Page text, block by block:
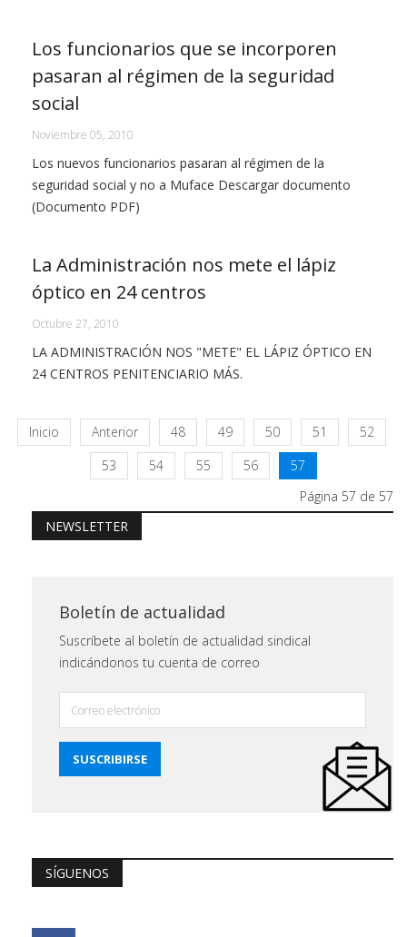
Los funcionarios que se incorporen
pasaran al régimen de la seguridad
social
Noviembre 05, 2010
Los nuevos funcionarios pasaran al régimen de la
seguridad social y no a Muface Descargar documento
(Documento PDF)
La Administración nos mete el lápiz
óptico en 24 centros
Octubre 27, 2010
LA ADMINISTRACIÓN NOS "METE" EL LÁPIZ ÓPTICO EN
24 CENTROS PENITENCIARIO MÁS.
Inicio Anterior 48 49 50 51
52
53
54 55 56
57
Página 57 de 57
NEWSLETTER
Boletín de actualidad
Suscríbete al boletín de actualidad sindical
indicándonos tu cuenta de correo
SÍGUENOS